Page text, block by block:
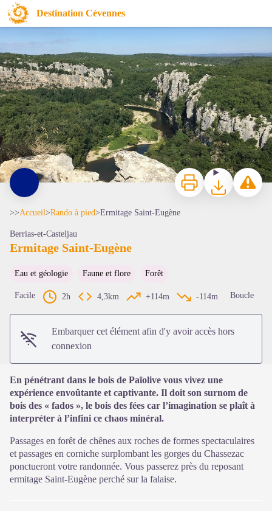
Destination Cévennes
Ermitage Saint-Eugène
Bois de Païolive - SPL Cévennes d'Ardèche
ImprimerTéléchargerSignaler
>>Accueil>Rando à pied>Ermitage Saint-Eugène
Berrias-et-Casteljau
Ermitage Saint-Eugène
Eau et géologie Faune et flore Forêt
Facile 2h 4,3km +114m -114m Boucle
Embarquer cet élément afin d'y avoir accès hors
connexion
En pénétrant dans le bois de Païolive vous vivez une
expérience envoûtante et captivante. Il doit son surnom de
bois des « fados », le bois des fées car l’imagination se plaît à
interpréter à l’infini ce chaos minéral.
Passages en forêt de chênes aux roches de formes spectaculaires
et passages en corniche surplombant les gorges du Chassezac
ponctueront votre randonnée. Vous passerez près du reposant
ermitage Saint-Eugène perché sur la falaise.